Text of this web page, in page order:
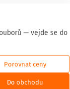
— vejde se do
Porovnat ceny
Do obchodu